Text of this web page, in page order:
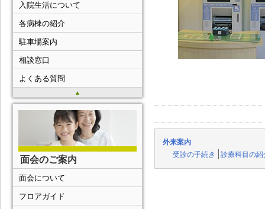
外来案内
受診の手続き 診療科目の紹
▲
入院生活について
各病棟の紹介
駐車場案内
相談窓口
よくある質問
面会のご案内
面会について
フロアガイド